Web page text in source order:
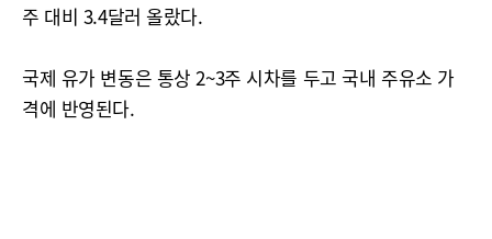
주 대비 3.4달러 올랐다.
국제 유가 변동은 통상 2~3주 시차를 두고 국내 주유소 가
격에 반영된다.